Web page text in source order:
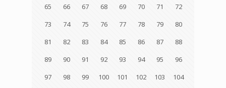
65
66 67 68 69 70 71
72
73
74 75 76 77 78 79
80
81
82 83 84 85 86 87
88
89
90 91 92 93 94 95
96
97
98 99 100 101 102 103
104